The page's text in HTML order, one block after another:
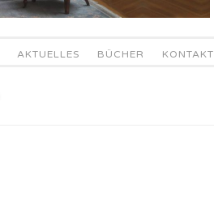
AKTUELLES BÜCHER KONTAKT